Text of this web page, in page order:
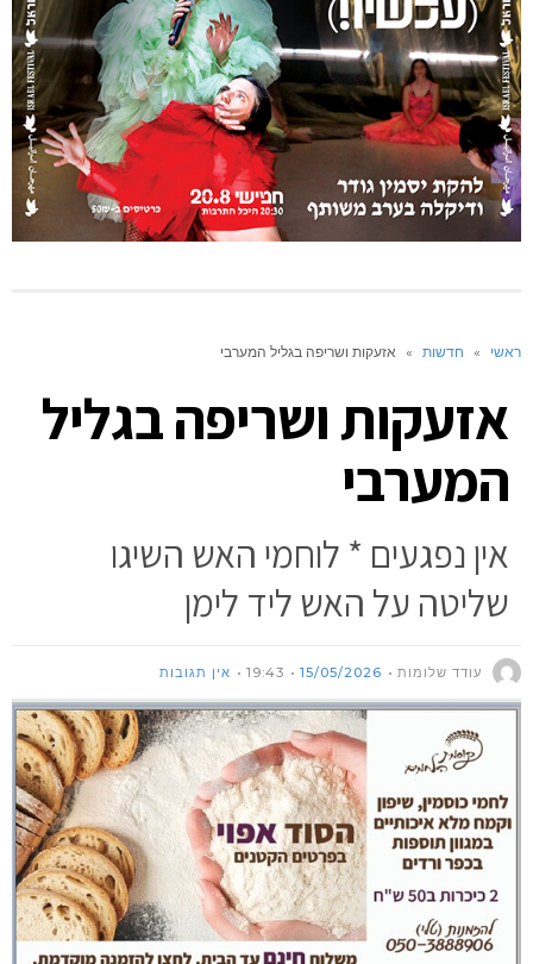
ראשי » חדשות » אזעקות ושריפה בגליל המערבי
אזעקות ושריפה בגליל
המערבי
אין נפגעים * לוחמי האש השיגו
שליטה על האש ליד לימן
עודד שלומות 15/05/2026
19:43 אין תגובות